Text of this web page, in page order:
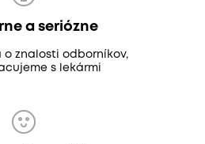
a seriózne
o znalosti odborníkov,
s lekármi